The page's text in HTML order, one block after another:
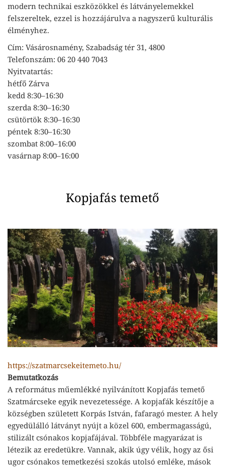
modern technikai eszközökkel és látványelemekkel
felszereltek, ezzel is hozzájárulva a nagyszerű kulturális
élményhez.
Cím: Vásárosnamény, Szabadság tér 31, 4800
Telefonszám: 06 20 440 7043
Nyitvatartás:
hétfő Zárva
kedd 8:30–16:30
szerda 8:30–16:30
csütörtök 8:30–16:30
péntek 8:30–16:30
szombat 8:00–16:00
vasárnap 8:00–16:00
Kopjafás temető
https://szatmarcsekeitemeto.hu/
Bemutatkozás
A református műemlékké nyilvánított Kopjafás temető
Szatmárcseke egyik nevezetessége. A kopjafák készítője a
községben született Korpás István, fafaragó mester. A hely
egyedülálló látványt nyújt a közel 600, embermagasságú,
stilizált csónakos kopjafájával. Többféle magyarázat is
létezik az eredetükre. Vannak, akik úgy vélik, hogy az ősi
ugor csónakos temetkezési szokás utolsó emléke, mások